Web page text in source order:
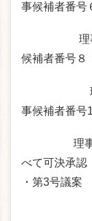
事候補者番号
理事候補
候補者番号８
理事候補
事候補者番号
理事候補
べて可決承認
・第3号